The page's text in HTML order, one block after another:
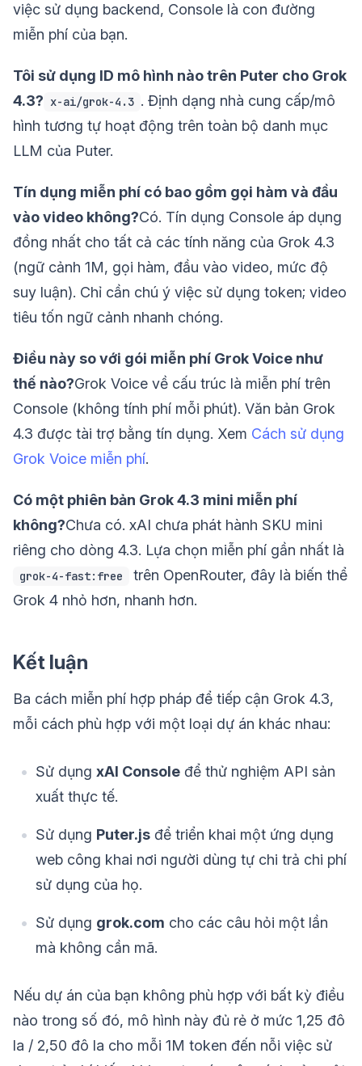
việc sử dụng backend, Console là con đường
miễn phí của bạn.
Tôi sử dụng ID mô hình nào trên Puter cho Grok
4.3? x-ai/grok-4.3 . Định dạng nhà cung cấp/mô
hình tương tự hoạt động trên toàn bộ danh mục
LLM của Puter.
Tín dụng miễn phí có bao gồm gọi hàm và đầu
vào video không?Có. Tín dụng Console áp dụng
đồng nhất cho tất cả các tính năng của Grok 4.3
(ngữ cảnh 1M, gọi hàm, đầu vào video, mức độ
suy luận). Chỉ cần chú ý việc sử dụng token; video
tiêu tốn ngữ cảnh nhanh chóng.
Điều này so với gói miễn phí Grok Voice như
thế nào?Grok Voice về cấu trúc là miễn phí trên
Console (không tính phí mỗi phút). Văn bản Grok
4.3 được tài trợ bằng tín dụng. Xem Cách sử dụng
Grok Voice miễn phí.
Có một phiên bản Grok 4.3 mini miễn phí
không?Chưa có. xAI chưa phát hành SKU mini
riêng cho dòng 4.3. Lựa chọn miễn phí gần nhất là
grok-4-fast:free
trên OpenRouter, đây là biến thể
Grok 4 nhỏ hơn, nhanh hơn.
Kết luận
Ba cách miễn phí hợp pháp để tiếp cận Grok 4.3,
mỗi cách phù hợp với một loại dự án khác nhau:
Sử dụng xAI Console để thử nghiệm API sản
xuất thực tế.
Sử dụng Puter.js để triển khai một ứng dụng
web công khai nơi người dùng tự chi trả chi phí
sử dụng của họ.
Sử dụng grok.com cho các câu hỏi một lần
mà không cần mã.
Nếu dự án của bạn không phù hợp với bất kỳ điều
nào trong số đó, mô hình này đủ rẻ ở mức 1,25 đô
la / 2,50 đô la cho mỗi 1M token đến nỗi việc sử